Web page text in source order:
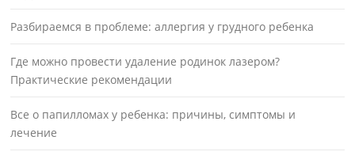
Разбираемся в проблеме: аллергия у грудного ребенка
Где можно провести удаление родинок лазером?
Практические рекомендации
Все о папилломах у ребенка: причины, симптомы и
лечение